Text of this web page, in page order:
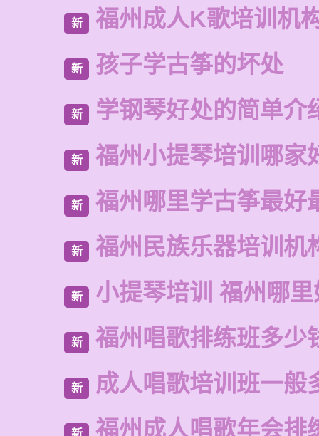
新 福州成人K歌培训机
新 孩子学古筝的坏处
新 学钢琴好处的简单介
新 福州小提琴培训哪家
新 福州哪里学古筝最好
新 福州民族乐器培训机
新 小提琴培训 福州哪
新 福州唱歌排练班多少
新 成人唱歌培训班一般
新 福州成人唱歌年会排